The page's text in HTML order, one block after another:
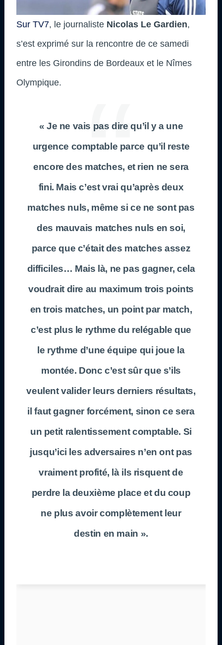
Sur TV7, le journaliste Nicolas Le Gardien,
s’est exprimé sur la rencontre de ce samedi
entre les Girondins de Bordeaux et le Nîmes
Olympique.
« Je ne vais pas dire qu’il y a une
urgence comptable parce qu’il reste
encore des matches, et rien ne sera
fini. Mais c’est vrai qu’après deux
matches nuls, même si ce ne sont pas
des mauvais matches nuls en soi,
parce que c’était des matches assez
difficiles… Mais là, ne pas gagner, cela
voudrait dire au maximum trois points
en trois matches, un point par match,
c’est plus le rythme du relégable que
le rythme d’une équipe qui joue la
montée. Donc c’est sûr que s’ils
veulent valider leurs derniers résultats,
il faut gagner forcément, sinon ce sera
un petit ralentissement comptable. Si
jusqu’ici les adversaires n’en ont pas
vraiment profité, là ils risquent de
perdre la deuxième place et du coup
ne plus avoir complètement leur
destin en main ».